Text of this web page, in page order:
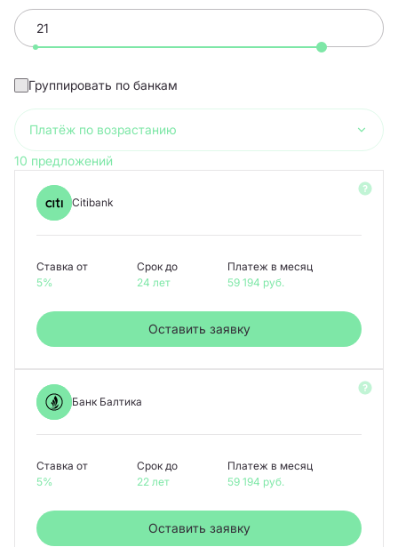
Группировать по банкам
Платёж по возрастанию
10 предложений
Citibank
Ставка от
5%
Срок до
24 лет
Платеж в месяц
59 194 руб.
Оставить заявку
Банк Балтика
Ставка от
5%
Срок до
22 лет
Платеж в месяц
59 194 руб.
Оставить заявку